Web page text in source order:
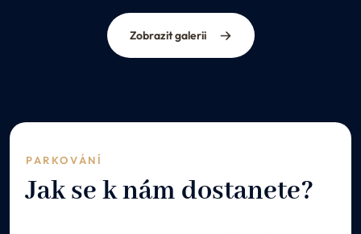
Zobrazit galerii
PARKOVÁNÍ
Jak se k nám dostanete?